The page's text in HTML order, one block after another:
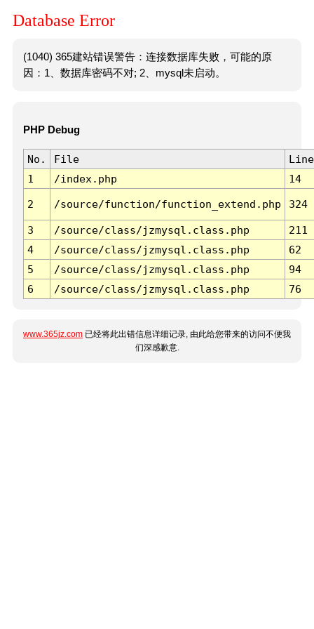
Database Error
(1040) 365建站错误警告：连接数据库失败，可能的原
因：1、数据库密码不对; 2、mysql未启动。
PHP Debug
No. File
Line
1
/index.php 14
2 /source/function/function_extend.php 324
3 /source/class/jzmysql.class.php
211
4
/source/class/jzmysql.class.php
62
5
/source/class/jzmysql.class.php
94
6
/source/class/jzmysql.class.php 76
www.365jz.com 已经将此出错信息详细记录, 由此给您带来的访问不便我
们深感歉意.